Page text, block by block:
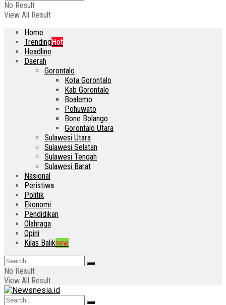
No Result
View All Result
Home
TrendingHot
Headline
Daerah
Gorontalo
Kota Gorontalo
Kab Gorontalo
Boalemo
Pohuwato
Bone Bolango
Gorontalo Utara
Sulawesi Utara
Sulawesi Selatan
Sulawesi Tengah
Sulawesi Barat
Nasional
Peristiwa
Politik
Ekonomi
Pendidikan
Olahraga
Opini
Kilas Baliknew
No Result
View All Result